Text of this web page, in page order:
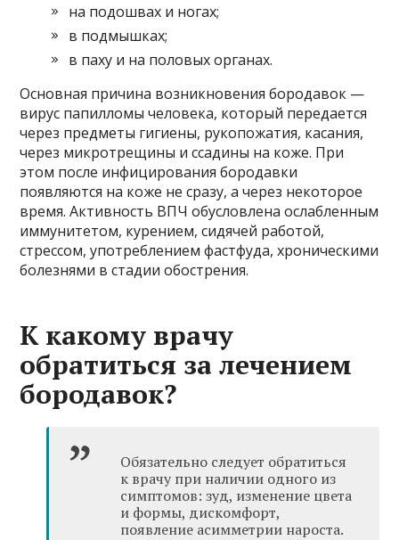
на подошвах и ногах;
в подмышках;
в паху и на половых органах.
Основная причина возникновения бородавок —
вирус папилломы человека, который передается
через предметы гигиены, рукопожатия, касания,
через микротрещины и ссадины на коже. При
этом после инфицирования бородавки
появляются на коже не сразу, а через некоторое
время. Активность ВПЧ обусловлена ослабленным
иммунитетом, курением, сидячей работой,
стрессом, употреблением фастфуда, хроническими
болезнями в стадии обострения.
К какому врачу
обратиться за лечением
бородавок?
Обязательно следует обратиться
к врачу при наличии одного из
симптомов: зуд, изменение цвета
и формы, дискомфорт,
появление асимметрии нароста.